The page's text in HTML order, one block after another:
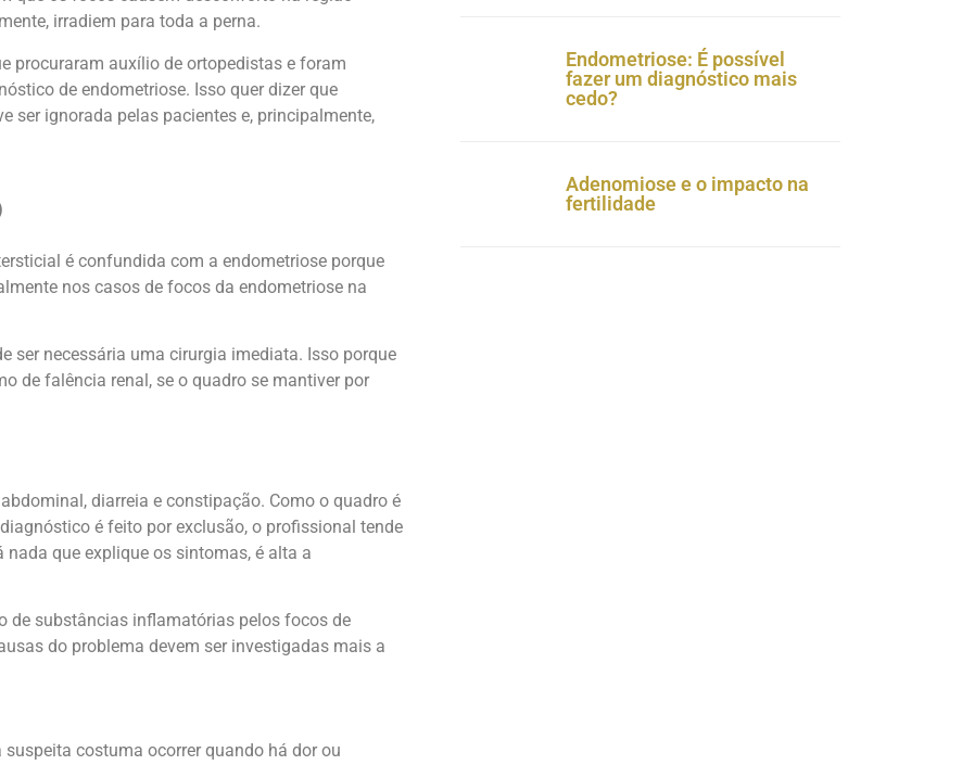
Endometriose: É possível
fazer um diagnóstico mais
cedo?
Adenomiose e o impacto na
fertilidade
irradiem para toda a perna.
procuraram auxílio de ortopedistas e foram
de endometriose. Isso quer dizer que
ser ignorada pelas pacientes e, principalmente,
é confundida com a endometriose porque
nos casos de focos da endometriose na
ser necessária uma cirurgia imediata. Isso porque
de falência renal, se o quadro se mantiver por
diarreia e constipação. Como o quadro é
é feito por exclusão, o profissional tende
que explique os sintomas, é alta a
de substâncias inflamatórias pelos focos de
do problema devem ser investigadas mais a
costuma ocorrer quando há dor ou